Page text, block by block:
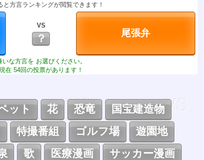
と方言ランキングが閲覧できます！
VS
？
いな方言を お選びください。
在 54回の投票があります！
ット 花 恐竜
国宝建造物
特撮番組 ゴルフ場
遊園地
歌 医療漫画
サッカー漫画